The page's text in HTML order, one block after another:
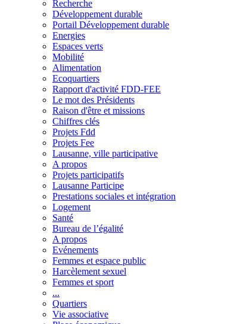
Recherche
Développement durable
Portail Développement durable
Energies
Espaces verts
Mobilité
Alimentation
Ecoquartiers
Rapport d'activité FDD-FEE
Le mot des Présidents
Raison d'être et missions
Chiffres clés
Projets Fdd
Projets Fee
Lausanne, ville participative
A propos
Projets participatifs
Lausanne Participe
Prestations sociales et intégration
Logement
Santé
Bureau de l’égalité
A propos
Evénements
Femmes et espace public
Harcèlement sexuel
Femmes et sport
...
Quartiers
Vie associative